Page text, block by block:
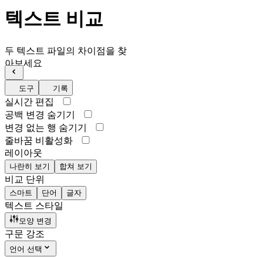
텍스트 비교
두 텍스트 파일의 차이점을 찾
아보세요
도구 기록
실시간 편집
공백 변경 숨기기
변경 없는 행 숨기기
줄바꿈 비활성화
레이아웃
나란히 보기 합쳐 보기
비교 단위
스마트 단어 글자
텍스트 스타일
모양 변경
구문 강조
언어 선택